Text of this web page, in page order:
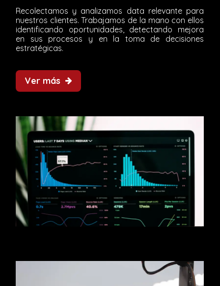
Recolectamos y analizamos data relevante para
nuestros clientes. Trabajamos de la mano con ellos
identificando oportunidades, detectando mejora
en sus procesos y en la toma de decisiones
estratégicas.
Ver más